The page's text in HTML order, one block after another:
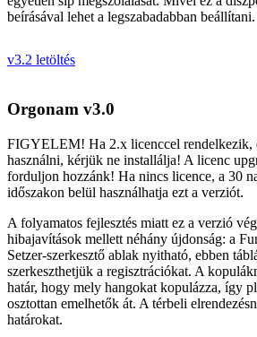
beírásával lehet a legszabadabban beállítani.
v3.2 letöltés
Orgonam v3.0
FIGYELEM! Ha 2.x licenccel rendelkezik,
használni, kérjük ne installálja! A licenc
forduljon hozzánk! Ha nincs licence, a 30
időszakon belül használhatja ezt a verziót.
A folyamatos fejlesztés miatt ez a verzió
hibajavítások mellett néhány újdonság: a
Setzer-szerkesztő ablak nyitható, ebben
szerkeszthetjük a regisztrációkat. A
határ, hogy mely hangokat kopulázza, így
osztottan emelhetők át. A térbeli
határokat.